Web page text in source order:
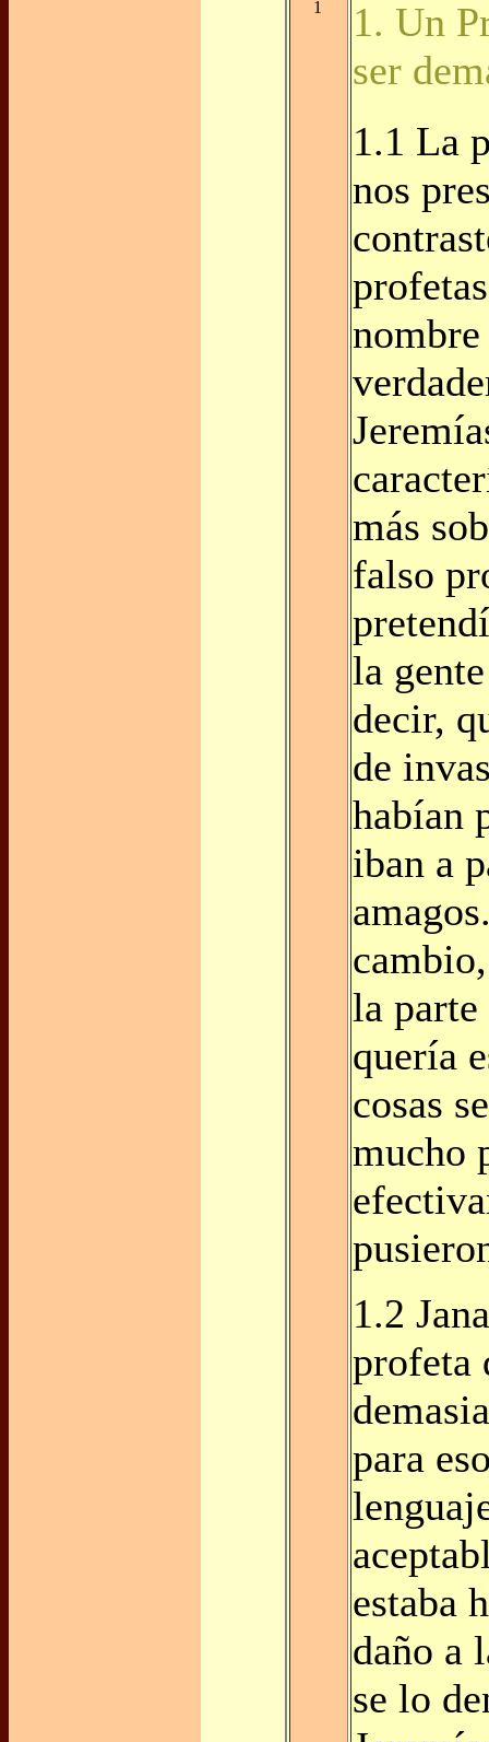
1
1. Un
ser
1.1 La
nos
más
falso
la
decir,
de
habían
iban a
la parte
quería
cosas
mucho
1.2
profeta
para
estaba
daño a
se lo